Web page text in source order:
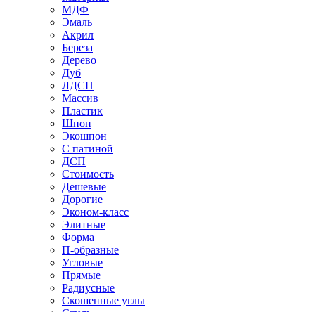
МДФ
Эмаль
Акрил
Береза
Дерево
Дуб
ЛДСП
Массив
Пластик
Шпон
Экошпон
С патиной
ДСП
Стоимость
Дешевые
Дорогие
Эконом-класс
Элитные
Форма
П-образные
Угловые
Прямые
Радиусные
Скошенные углы